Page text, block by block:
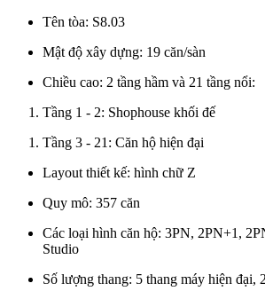
Tên tòa: S8.03
Mật độ xây dựng: 19 căn/sàn
Chiều cao: 2 tầng hầm và 21 tầng nổi:
Tầng 1 - 2: Shophouse khối đế
Tầng 3 - 21: Căn hộ hiện đại
Layout thiết kế: hình chữ Z
Quy mô: 357 căn
Các loại hình căn hộ: 3PN, 2PN+1,
Studio
Số lượng thang: 5 thang máy hiện đại,